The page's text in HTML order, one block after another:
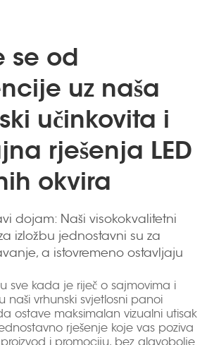
se od
uz naša
učinkovita i
rješenja LED
okvira
dojam: Naši visokokvalitetni
izložbu jednostavni su za
a istovremeno ostavljaju
sve kada je riječ o sajmovima i
naši vrhunski svjetlosni panoi
ostave maksimalan vizualni utisak
rješenje koje vas poziva
i promociju, bez glavobolje